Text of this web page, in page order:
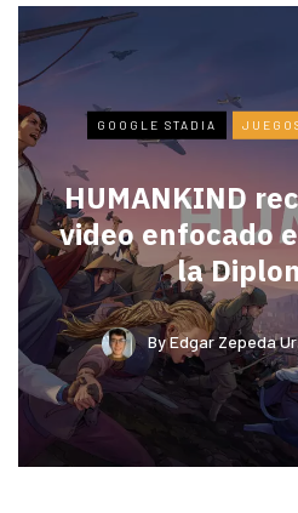
GOOGLE STADIA
HUMANKIND
video enfocado
la
ByEdgar Zepeda